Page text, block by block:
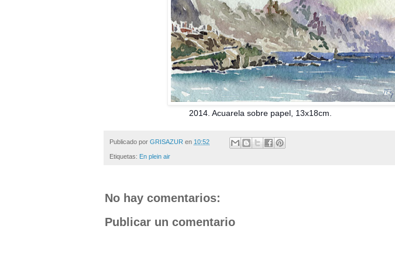
2014. Acuarela sobre papel, 13x18cm.
Publicado por GRISAZUR en 10:52
Etiquetas: En plein air
No hay comentarios:
Publicar un comentario